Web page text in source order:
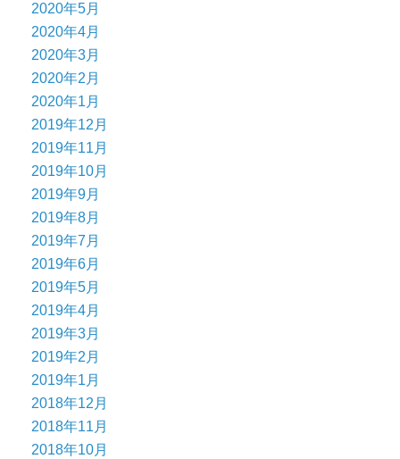
2020年5月
2020年4月
2020年3月
2020年2月
2020年1月
2019年12月
2019年11月
2019年10月
2019年9月
2019年8月
2019年7月
2019年6月
2019年5月
2019年4月
2019年3月
2019年2月
2019年1月
2018年12月
2018年11月
2018年10月